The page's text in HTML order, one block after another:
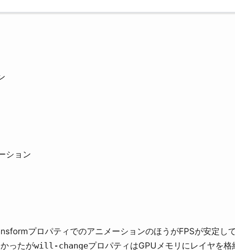
ション
プロパティでのアニメーションのほうがFPSが安定し
ったがwill-changeプロパティはGPUメモリにレイヤを格